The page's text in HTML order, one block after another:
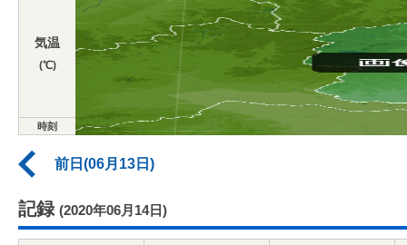
気温
(℃)
時刻
前日(06月13日)
記録 (2020年06月14日)